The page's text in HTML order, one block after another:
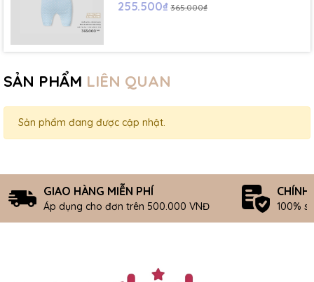
255.500₫ 365.000₫
SẢN PHẨM LIÊN QUAN
Sản phẩm đang được cập nhật.
GIAO HÀNG MIỄN PHÍ
Áp dụng cho đơn trên 500.000 VNĐ
CHÍNH
100%